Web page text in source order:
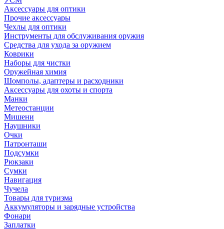
Аксессуары для оптики
Прочие аксессуары
Чехлы для оптики
Инструменты для обслуживания оружия
Средства для ухода за оружием
Коврики
Наборы для чистки
Оружейная химия
Шомполы, адаптеры и расходники
Аксессуары для охоты и спорта
Манки
Метеостанции
Мишени
Наушники
Очки
Патронташи
Подсумки
Рюкзаки
Сумки
Навигация
Чучела
Товары для туризма
Аккумуляторы и зарядные устройства
Фонари
Заплатки